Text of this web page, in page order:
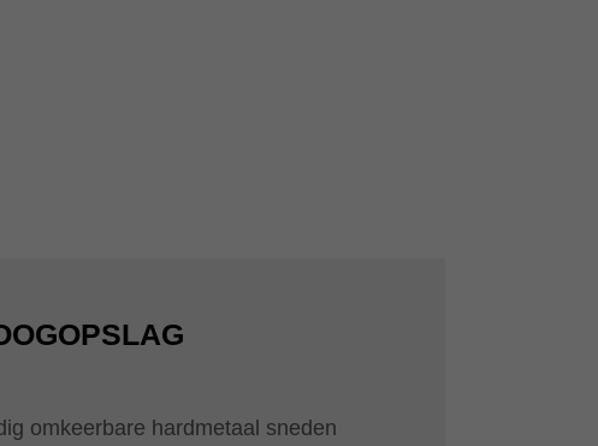
omkeerbare hardmetaal sneden